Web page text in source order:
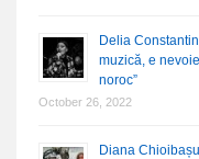
Delia
muzică, e
noroc”
October 26, 2022
Diana